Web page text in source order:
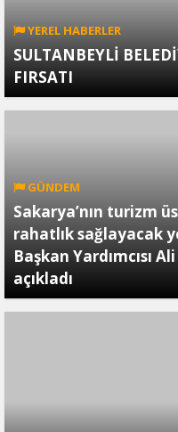
YEREL HABERLER
SULTANBEYLİ
FIRSATI
GÜNDEM
Sakarya’nın turizm
rahatlık sağlayacak
Başkan Yardımcısı
açıkladı